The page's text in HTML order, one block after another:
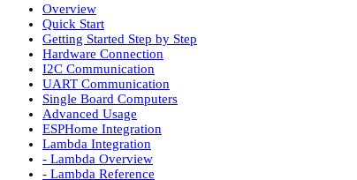
Overview
Quick Start
Getting Started Step by Step
Hardware Connection
I2C Communication
UART Communication
Single Board Computers
Advanced Usage
ESPHome Integration
Lambda Integration
- Lambda Overview
- Lambda Reference